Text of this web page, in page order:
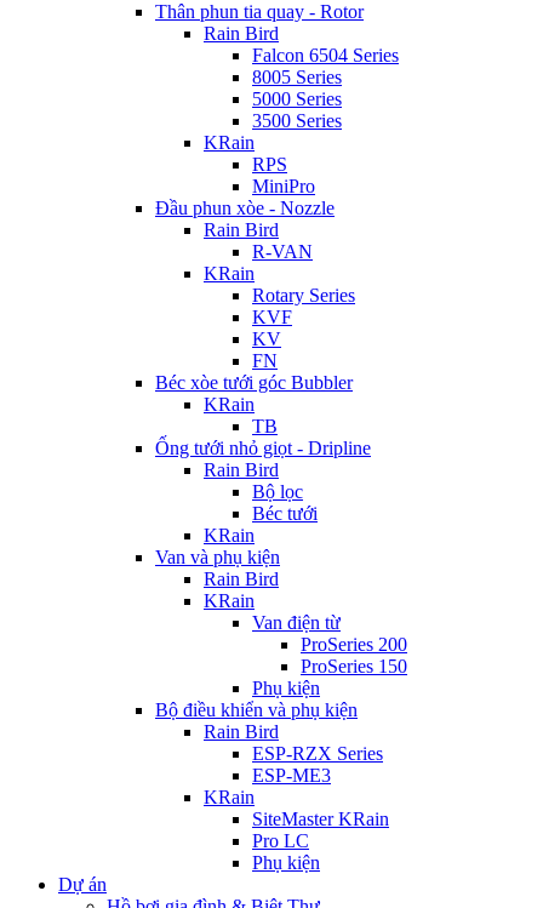
Thân phun tia quay - Rotor
Rain Bird
Falcon 6504 Series
8005 Series
5000 Series
3500 Series
KRain
RPS
MiniPro
Đầu phun xòe - Nozzle
Rain Bird
R-VAN
KRain
Rotary Series
KVF
KV
FN
Béc xòe tưới góc Bubbler
KRain
TB
Ống tưới nhỏ giọt - Dripline
Rain Bird
Bộ lọc
Béc tưới
KRain
Van và phụ kiện
Rain Bird
KRain
Van điện từ
ProSeries 200
ProSeries 150
Phụ kiện
Bộ điều khiển và phụ kiện
Rain Bird
ESP-RZX Series
ESP-ME3
KRain
SiteMaster KRain
Pro LC
Phụ kiện
Dự án